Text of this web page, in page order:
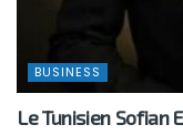
BUSINESS
Le Tunisien Sofian